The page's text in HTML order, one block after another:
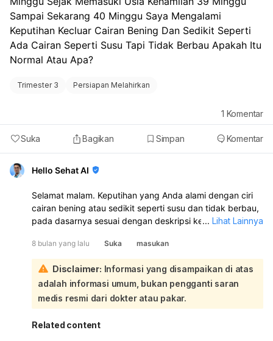
perburukan, seperti:
Meningkatkan konsumsi makanan berserat tinggi dan
cukup cairan untuk mencegah sembelit.
Melakukan senam kegel untuk memperkuat otot dasar
panggul.
Menggunakan bantal empuk saat duduk dan
menghindari duduk atau berdiri terlalu lama.
feses atau salep topikal yang aman untuk ibu hamil.
setelah melahirkan jika memungkinkan, karena
kehamilan. Sangat penting bagi Anda untuk
Anda secara detail dengan dokter kandungan yang
menangani Anda. Dokter akan memberikan penilaian
terbaik dan merencanakan metode persalinan yang
Sampai Sekarang 40 Minggu Saya Mengalami
Keputihan Kecluar Cairan Bening Dan Sedikit Seperti
Ada Cairan Seperti Susu Tapi Tidak Berbau Apakah Itu
Normal Atau Apa?
Trimester 3 Persiapan Melahirkan
Suka Bagikan Simpan Komentar
1 Komentar
Hello Sehat AI
Selamat malam. Keputihan yang Anda alami dengan ciri
cairan bening atau sedikit seperti susu dan tidak berbau,
pada dasarnya sesuai dengan deskripsi keputihan normal
membersihkan vagina dan melindungi leher rahim dari
infeksi:
Namun, mengingat usia kehamilan Anda sudah 40
minggu, sangat penting untuk memastikan apakah cairan
tersebut adalah keputihan biasa atau cairan ketuban.
Meskipun cairan ketuban seringkali bening dan tidak
berbau, terkadang sulit dibedakan dengan keputihan
... Lihat Lainnya
8 bulan yang lalu Suka masukan
Disclaimer: Informasi yang disampaikan di atas
adalah informasi umum, bukan pengganti saran
medis resmi dari dokter atau pakar.
Related content